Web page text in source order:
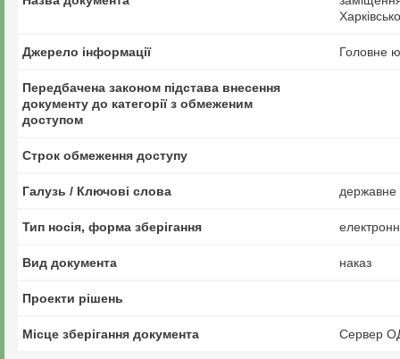
Джерело інформації Головне
Передбачена законом підстава внесення
документу до категорії з обмеженим
доступом
Строк обмеження доступу
Галузь / Ключові слова державне
Тип носія, форма зберігання
Вид документа наказ
Проекти рішень
Місце зберігання документа Сервер